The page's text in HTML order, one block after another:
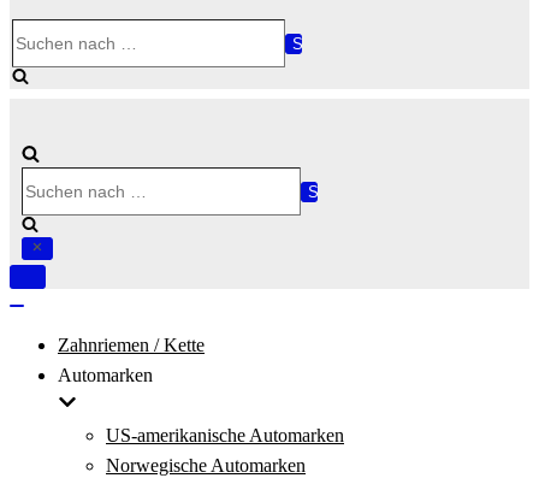
nach …
nach …
Navigation
Zahnriemen / Kette
Automarken
US-amerikanische Automarken
Norwegische Automarken